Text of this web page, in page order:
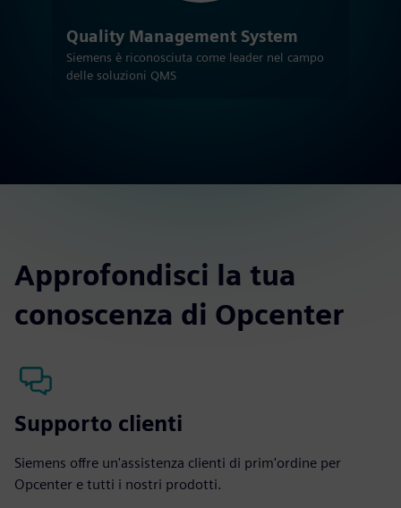
Quality Management System
Siemens è riconosciuta come leader nel campo
delle soluzioni QMS
Approfondisci la tua
conoscenza di Opcenter
Supporto clienti
Siemens offre un'assistenza clienti di prim'ordine per
Opcenter e tutti i nostri prodotti.